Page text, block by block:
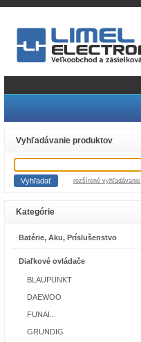
Vyhľadávanie produktov
rozšírené vyhľadávanie
Kategórie
Batérie, Aku, Príslušenstvo
Diaľkové ovládače
BLAUPUNKT
DAEWOO
FUNAI...
GRUNDIG